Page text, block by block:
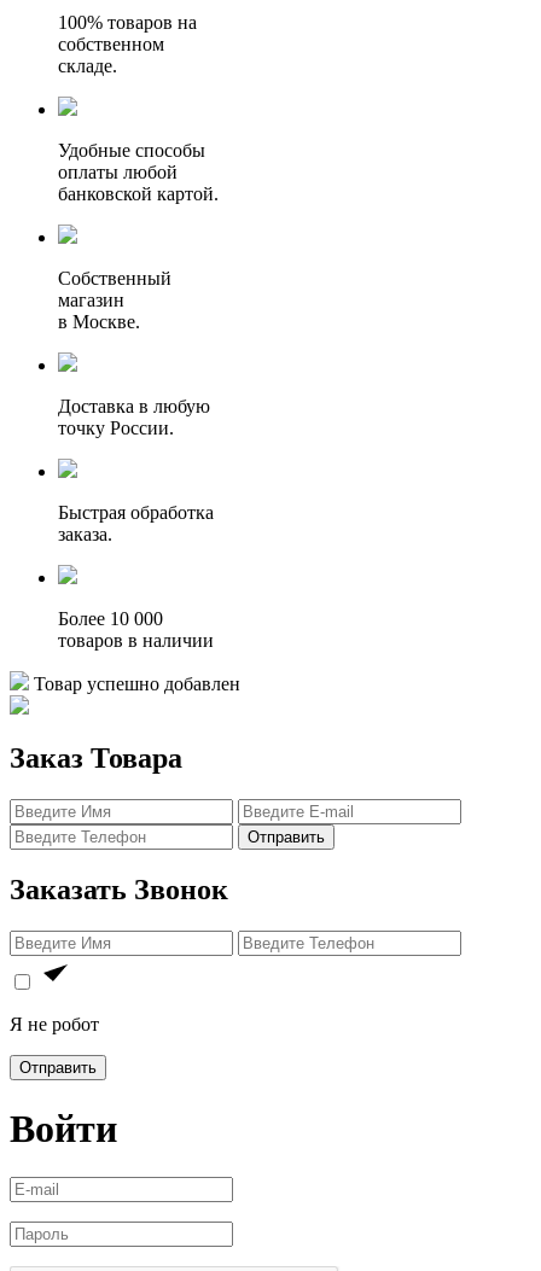
100% товаров на
собственном
складе.
Удобные способы
оплаты любой
банковской картой.
Собственный
магазин
в Москве.
Доставка в любую
точку России.
Быстрая обработка
заказа.
Более 10 000
товаров в наличии
Товар успешно добавлен
Заказ Товара
Отправить
Заказать Звонок
Я не робот
Отправить
Войти